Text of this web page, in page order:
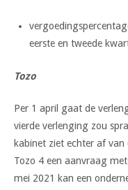
eerste en tweede
Tozo
Per 1 april gaat de
vierde verlenging zou
kabinet ziet echter af
Tozo 4 een aanvraag
mei 2021 kan een